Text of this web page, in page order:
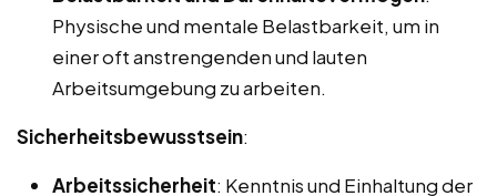
Physische und mentale Belastbarkeit, um in
einer oft anstrengenden und lauten
Arbeitsumgebung zu arbeiten.
Sicherheitsbewusstsein:
Arbeitssicherheit: Kenntnis und Einhaltung der